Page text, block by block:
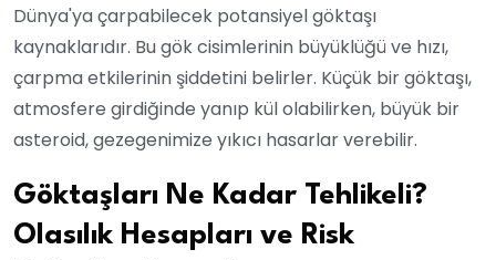
Dünya'ya çarpabilecek potansiyel göktaşı
kaynaklarıdır. Bu gök cisimlerinin büyüklüğü ve hızı,
çarpma etkilerinin şiddetini belirler. Küçük bir göktaşı,
atmosfere girdiğinde yanıp kül olabilirken, büyük bir
asteroid, gezegenimize yıkıcı hasarlar verebilir.
Göktaşları Ne Kadar Tehlikeli?
Olasılık Hesapları ve Risk